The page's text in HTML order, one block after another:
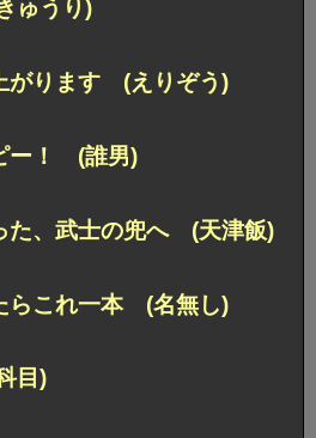
ゅうり)
がります (えりぞう)
ー！ (誰男)
た、武士の兜へ (天津飯)
らこれ一本 (名無し)
目)